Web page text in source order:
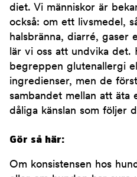
diet. Vi människor är
också: om ett livsmedel,
halsbränna, diarré, gaser
lär vi oss att undvika det.
begreppen glutenallergi
ingredienser, men de
sambandet mellan att äta
dåliga känslan som följer
Gör så här:
Om konsistensen hos